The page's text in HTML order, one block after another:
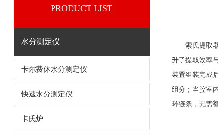
PRODUCT LIST
水分测定仪
卡尔费休水分测定仪
快速水分测定仪
卡氏炉
索氏提取器
升了提取效率
装置组装完成
组分；当腔室
环链条，无需